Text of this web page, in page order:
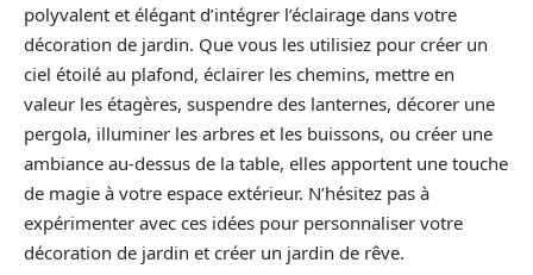
polyvalent et élégant d’intégrer l’éclairage dans votre
décoration de jardin. Que vous les utilisiez pour créer un
ciel étoilé au plafond, éclairer les chemins, mettre en
valeur les étagères, suspendre des lanternes, décorer une
pergola, illuminer les arbres et les buissons, ou créer une
ambiance au-dessus de la table, elles apportent une touche
de magie à votre espace extérieur. N’hésitez pas à
expérimenter avec ces idées pour personnaliser votre
décoration de jardin et créer un jardin de rêve.